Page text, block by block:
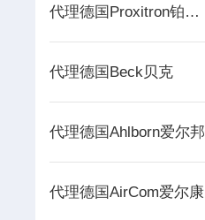
代理德国Proxitron铂西铁龙
代理德国Beck贝克
代理德国Ahlborn爱尔邦
代理德国AirCom爱尔康